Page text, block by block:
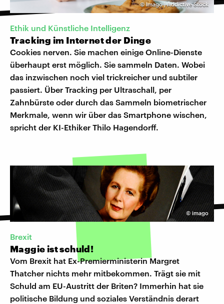
©Imago | Addictive Stock
Ethik und Künstliche Intelligenz
Tracking im Internet der Dinge
Cookies nerven. Sie machen einige Online-Dienste
überhaupt erst möglich. Sie sammeln Daten. Wobei
das inzwischen noch viel trickreicher und subtiler
passiert. Über Tracking per Ultraschall, per
Zahnbürste oder durch das Sammeln biometrischer
Merkmale, wenn wir über das Smartphone wischen,
spricht der KI-Ethiker Thilo Hagendorff.
© imago
Brexit
Maggie ist schuld!
Vom Brexit hat Ex-Premierministerin Margret
Thatcher nichts mehr mitbekommen. Trägt sie mit
Schuld am EU-Austritt der Briten? Immerhin hat sie
politische Bildung und soziales Verständnis derart